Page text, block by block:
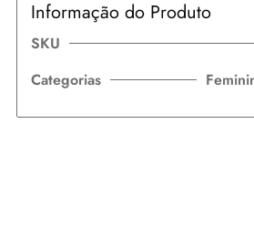
Informação do Produto
SKU
Categorias